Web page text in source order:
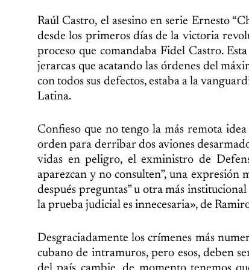
Raúl Castro, el asesino en serie Ernesto
desde los primeros días de la victoria
proceso que comandaba Fidel Castro.
jerarcas que acatando las órdenes del
con todos sus defectos, estaba a la
Latina.
Confieso que no tengo la más remota
orden para derribar dos aviones
vidas en peligro, el exministro de
aparezcan y no consulten”, una expresión
después preguntas” u otra más
la prueba judicial es innecesaria», de
Desgraciadamente los crímenes más
cubano de intramuros, pero esos, deben